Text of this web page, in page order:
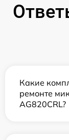
Какие
ремонте
AG820CRL?